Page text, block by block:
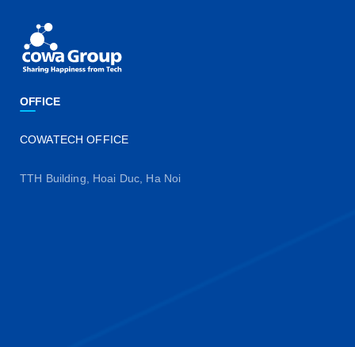
OFFICE
COWATECH OFFICE
TTH Building, Hoai Duc, Ha Noi